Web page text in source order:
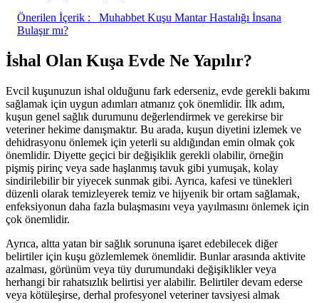
Önerilen İçerik :
Muhabbet Kuşu Mantar Hastalığı İnsana
Bulaşır mı?
İshal Olan Kuşa Evde Ne Yapılır?
Evcil kuşunuzun ishal olduğunu fark ederseniz, evde gerekli bakımı
sağlamak için uygun adımları atmanız çok önemlidir. İlk adım,
kuşun genel sağlık durumunu değerlendirmek ve gerekirse bir
veteriner hekime danışmaktır. Bu arada, kuşun diyetini izlemek ve
dehidrasyonu önlemek için yeterli su aldığından emin olmak çok
önemlidir. Diyette geçici bir değişiklik gerekli olabilir, örneğin
pişmiş pirinç veya sade haşlanmış tavuk gibi yumuşak, kolay
sindirilebilir bir yiyecek sunmak gibi. Ayrıca, kafesi ve tünekleri
düzenli olarak temizleyerek temiz ve hijyenik bir ortam sağlamak,
enfeksiyonun daha fazla bulaşmasını veya yayılmasını önlemek için
çok önemlidir.
Ayrıca, altta yatan bir sağlık sorununa işaret edebilecek diğer
belirtiler için kuşu gözlemlemek önemlidir. Bunlar arasında aktivite
azalması, görünüm veya tüy durumundaki değişiklikler veya
herhangi bir rahatsızlık belirtisi yer alabilir. Belirtiler devam ederse
veya kötüleşirse, derhal profesyonel veteriner tavsiyesi almak